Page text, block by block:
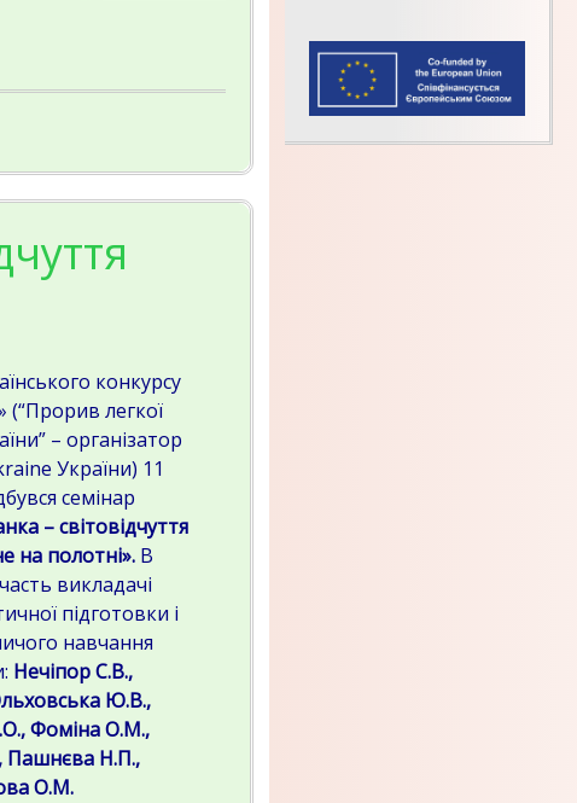
конкурсу
легкої
– організатор
України) 11
семінар
– світовідчуття
на полотні». В
викладачі
підготовки і
навчання
Нечіпор С.В.,
Ю.В.,
Фоміна О.М.,
Пашнєва Н.П.,
О.М.